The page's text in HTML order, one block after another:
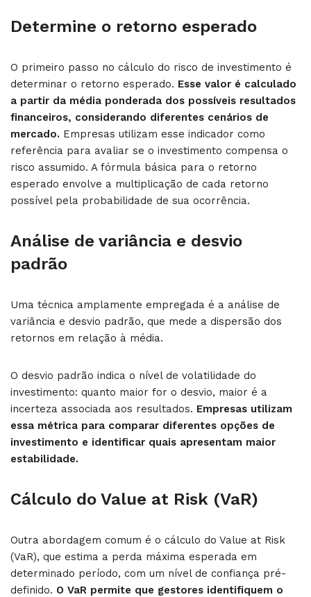
Determine o retorno esperado
O primeiro passo no cálculo do risco de investimento é
determinar o retorno esperado. Esse valor é calculado
a partir da média ponderada dos possíveis resultados
financeiros, considerando diferentes cenários de
mercado. Empresas utilizam esse indicador como
referência para avaliar se o investimento compensa o
risco assumido. A fórmula básica para o retorno
esperado envolve a multiplicação de cada retorno
possível pela probabilidade de sua ocorrência.
Análise de variância e desvio
padrão
Uma técnica amplamente empregada é a análise de
variância e desvio padrão, que mede a dispersão dos
retornos em relação à média.
O desvio padrão indica o nível de volatilidade do
investimento: quanto maior for o desvio, maior é a
incerteza associada aos resultados. Empresas utilizam
essa métrica para comparar diferentes opções de
investimento e identificar quais apresentam maior
estabilidade.
Cálculo do Value at Risk (VaR)
Outra abordagem comum é o cálculo do Value at Risk
(VaR), que estima a perda máxima esperada em
determinado período, com um nível de confiança pré-
definido. O VaR permite que gestores identifiquem o